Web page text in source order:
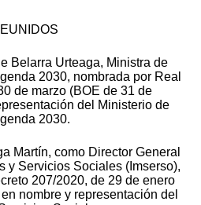
Belarra Urteaga, Ministra de
2030, nombrada por Real
de marzo (BOE de 31 de
del Ministerio de
2030.
Martín, como Director General
y Servicios Sociales (Imserso),
207/2020, de 29 de enero
nombre y representación del